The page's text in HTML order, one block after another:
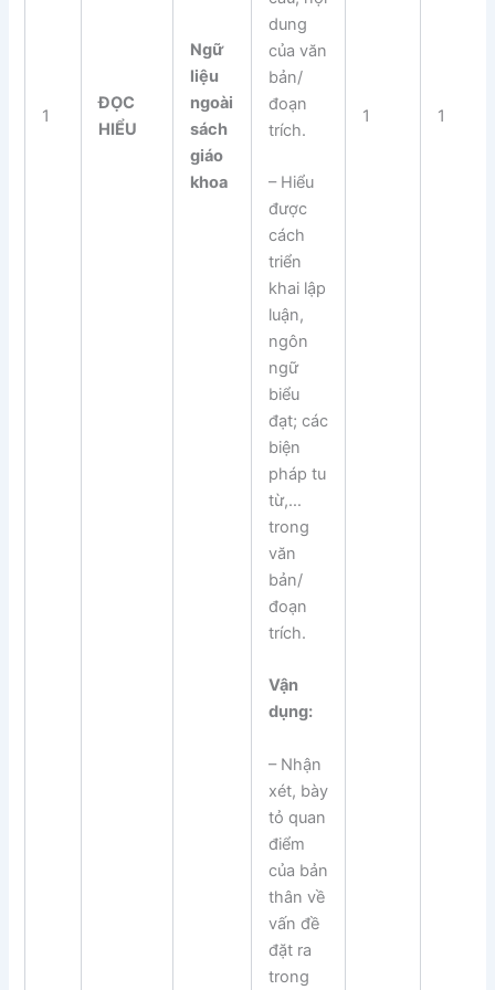
1
ĐỌC
HIỂU
Ngữ
liệu
ngoài
sách
giáo
khoa
dung
của văn
bản/
đoạn
trích.
– Hiểu
được
cách
triển
khai lập
luận,
ngôn
ngữ
biểu
đạt; các
biện
pháp tu
từ,…
trong
văn
bản/
đoạn
trích.
Vận
dụng:
– Nhận
xét, bày
tỏ quan
điểm
của bản
thân về
vấn đề
đặt ra
trong
1 1